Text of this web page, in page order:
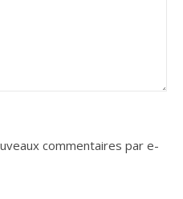
commentaires par e-